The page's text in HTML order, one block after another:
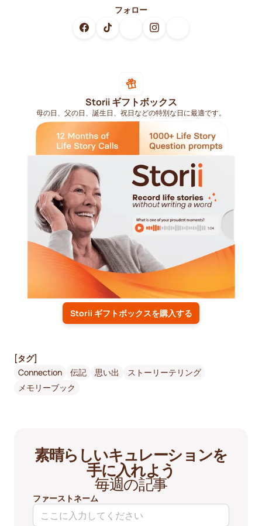
フォロー
Storii ギフトボックス
母の日、父の日、誕生日、祝日などの特別な日に最適です。
Storii ギフトボックスを購入する
[タグ]
Connection
伝記 思い出
ストーリーテリング
メモリーブック
素晴らしいキュレーションを
手に入れよう
毎週の記事
ファーストネーム